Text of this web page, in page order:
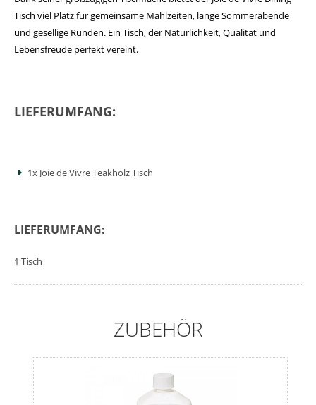
Tisch viel Platz für gemeinsame Mahlzeiten, lange Sommerabende
und gesellige Runden. Ein Tisch, der Natürlichkeit, Qualität und
Lebensfreude perfekt vereint.
LIEFERUMFANG:
1x Joie de Vivre Teakholz Tisch
LIEFERUMFANG:
1 Tisch
ZUBEHÖR